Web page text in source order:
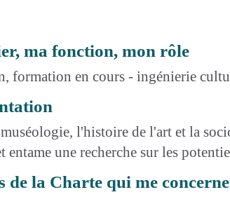
ma fonction, mon rôle
formation en cours - ingénierie
l'histoire de l'art et la
entame une recherche sur les
de la Charte qui me